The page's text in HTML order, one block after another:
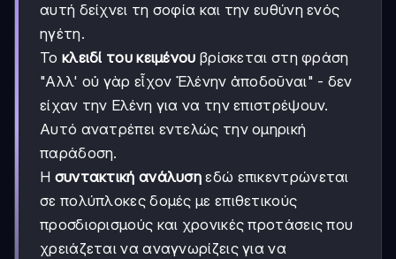
αυτή δείχνει τη σοφία και την ευθύνη ενός
ηγέτη.
Το κλειδί του κειμένου βρίσκεται στη φράση
"Αλλ' οὐ γὰρ εἶχον Ἑλένην ἀποδοῦναι" - δεν
είχαν την Ελένη για να την επιστρέψουν.
Αυτό ανατρέπει εντελώς την ομηρική
παράδοση.
Η συντακτική ανάλυση εδώ επικεντρώνεται
σε πολύπλοκες δομές με επιθετικούς
προσδιορισμούς και χρονικές προτάσεις που
χρειάζεται να αναγνωρίζεις για να